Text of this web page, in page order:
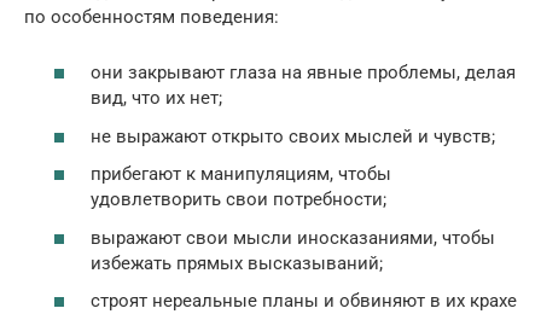
по особенностям поведения:
они закрывают глаза на явные проблемы, делая
вид, что их нет;
не выражают открыто своих мыслей и чувств;
прибегают к манипуляциям, чтобы
удовлетворить свои потребности;
выражают свои мысли иносказаниями, чтобы
избежать прямых высказываний;
строят нереальные планы и обвиняют в их крахе